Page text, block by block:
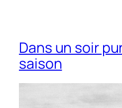
Dans un soir
saison